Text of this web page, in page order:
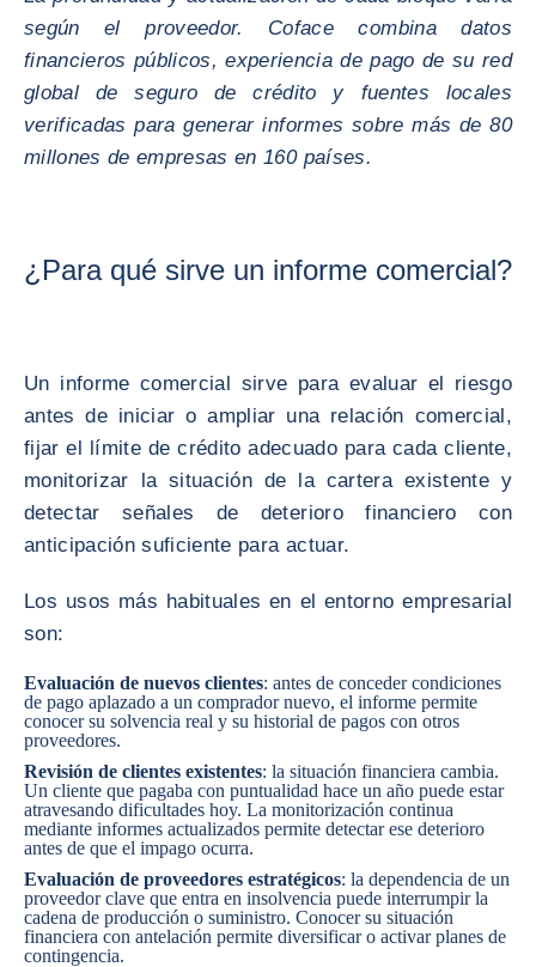
según el proveedor. Coface combina datos
financieros públicos, experiencia de pago de su red
global de seguro de crédito y fuentes locales
verificadas para generar informes sobre más de 80
millones de empresas en 160 países.
¿Para qué sirve un informe comercial?
Un informe comercial sirve para evaluar el riesgo
antes de iniciar o ampliar una relación comercial,
fijar el límite de crédito adecuado para cada cliente,
monitorizar la situación de la cartera existente y
detectar señales de deterioro financiero con
anticipación suficiente para actuar.
Los usos más habituales en el entorno empresarial
son:
Evaluación de nuevos clientes: antes de conceder condiciones
de pago aplazado a un comprador nuevo, el informe permite
conocer su solvencia real y su historial de pagos con otros
proveedores.
Revisión de clientes existentes: la situación financiera cambia.
Un cliente que pagaba con puntualidad hace un año puede estar
atravesando dificultades hoy. La monitorización continua
mediante informes actualizados permite detectar ese deterioro
antes de que el impago ocurra.
Evaluación de proveedores estratégicos: la dependencia de un
proveedor clave que entra en insolvencia puede interrumpir la
cadena de producción o suministro. Conocer su situación
financiera con antelación permite diversificar o activar planes de
contingencia.